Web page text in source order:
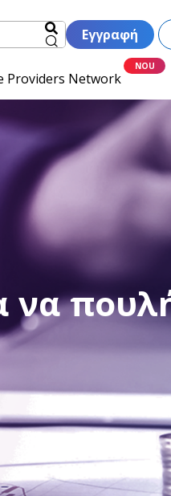
Εγγραφή
Providers Network
να